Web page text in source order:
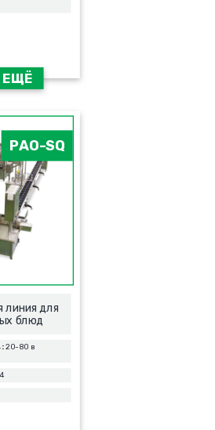
ЕЩЁ
PAO-SQ
линия для
блюд
20-80 в